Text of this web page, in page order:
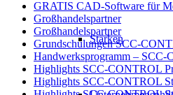
Stärken
GRATIS CAD-Software für
Großhandelspartner
Großhandelspartner
Grundschulungen SCC-
Handwerksprogramm – SCC-
Highlights SCC-CONTROL
Highlights SCC-CONTROL